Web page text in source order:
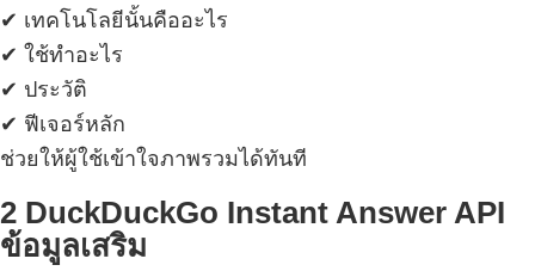
✔ เทคโนโลยีนั้นคืออะไร
✔ ใช้ทำอะไร
✔ ประวัติ
✔ ฟีเจอร์หลัก
ช่วยให้ผู้ใช้เข้าใจภาพรวมได้ทันที
2 DuckDuckGo Instant Answer API
ข้อมูลเสริม